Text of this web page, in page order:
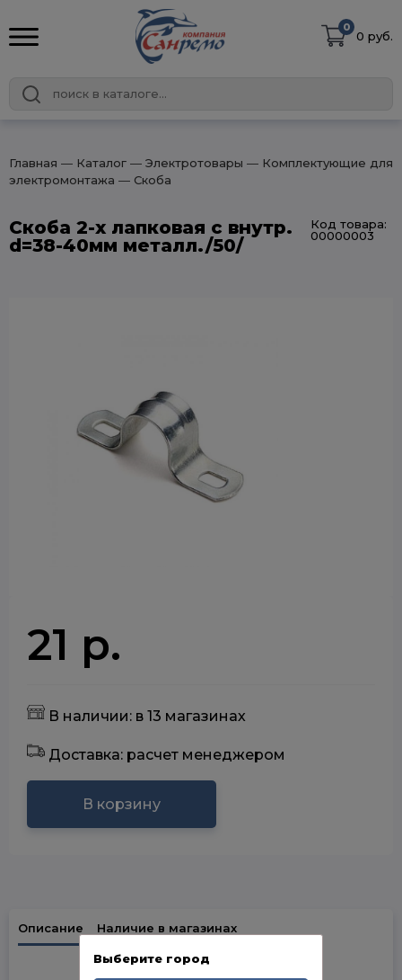
0
0 руб.
Главная ― Каталог ― Электротовары ― Комплектующие для
электромонтажа ― Скоба
Скоба 2-х лапковая с внутр.
d=38-40мм металл./50/
Код товара:
00000003
21 р.
В наличии: в 13 магазинах
Доставка: расчет менеджером
В корзину
Описание Наличие в магазинах
Выберите город